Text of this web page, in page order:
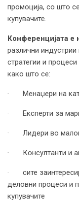
промоција, со што
купувачите.
Конференцијата е
различни
стратегии и
како што се:
· Менаџери на
· Експерти за
· Лидери во
· Консултанти и
· сите
деловни процеси и
купувачите